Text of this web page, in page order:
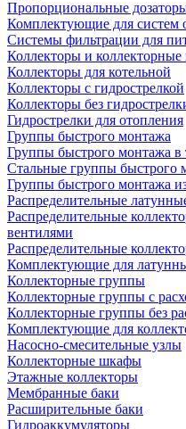
Пропорциональные
Комплектующие для систем
Системы фильтрации для
Коллекторы и
Коллекторы для котельной
Коллекторы с гидрострелкой
Коллекторы без
Гидрострелки для отопления
Группы быстрого монтажа
Группы быстрого монтажа в
Стальные группы быстрого
Группы быстрого монтажа
Распределительные
Распределительные
вентилями
Распределительные
Комплектующие для
Коллекторные группы
Коллекторные группы с
Коллекторные группы без
Комплектующие для
Насосно-смесительные узлы
Коллекторные шкафы
Этажные коллекторы
Мембранные баки
Расширительные баки
Гидроаккумуляторы